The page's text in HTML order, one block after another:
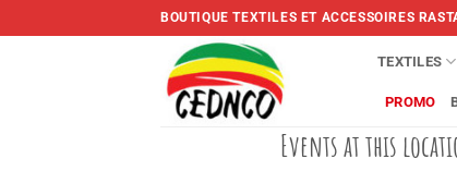
to
BOUTIQUE TEXTILES ET ACCESSOIRES
TEXTILES
PROMO
Events at this